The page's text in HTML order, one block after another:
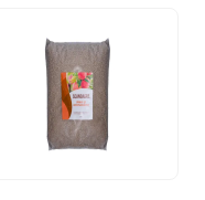
9,95 €.
6,97 €.